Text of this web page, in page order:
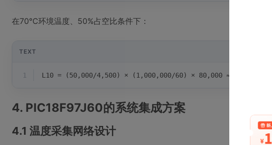
在70℃环境温度、50%占空比条件下：
TEXT
1 L10 = (50,000/4,500) × (1,000,000/60) × 80,000 ≈ 148,000小时
4. PIC18F97J60的系统集成方案
4.1 温度采集网络设计